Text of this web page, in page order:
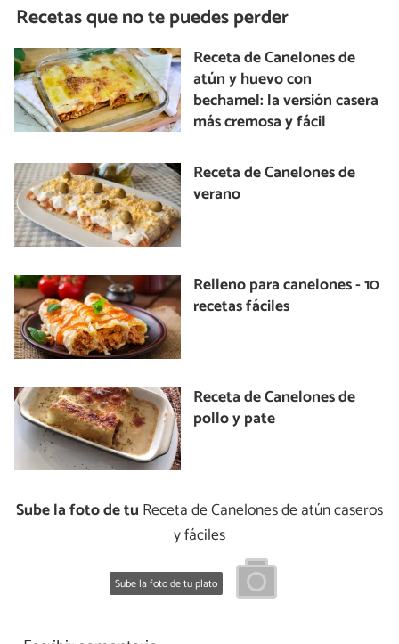
Recetas que no te puedes perder
Receta de Canelones de
atún y huevo con
bechamel: la versión casera
más cremosa y fácil
Receta de Canelones de
verano
Relleno para canelones - 10
recetas fáciles
Receta de Canelones de
pollo y pate
Sube la foto de tu Receta de Canelones de atún caseros
y fáciles
Sube la foto de tu plato